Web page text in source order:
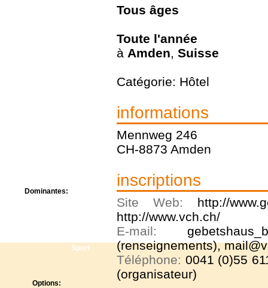
Dominantes:
Sport
Options:
Tous âges
Toute l'année
à Amden, Suisse
Catégorie: Hôtel
informations
Mennweg 246
CH-8873 Amden
inscriptions
Site Web: http://
http://www.vch.ch/
E-mail:
(renseignements),
Téléphone: 0041 (0)55
(organisateur)